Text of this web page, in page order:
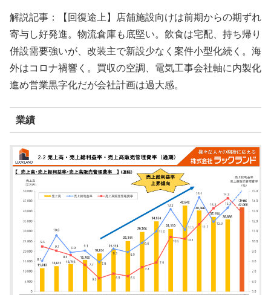
解説記事：【回復途上】店舗施設向けは前期からの期ずれ
寄与し好発進。物流倉庫も底堅い。飲食は宅配、持ち帰り
併設需要強いが、改装主で新設少なく案件小型化続く。海
外はコロナ禍響く。買収の空調、電気工事会社軸に内製化
進め営業黒字化だが会社計画は過大感。
業績